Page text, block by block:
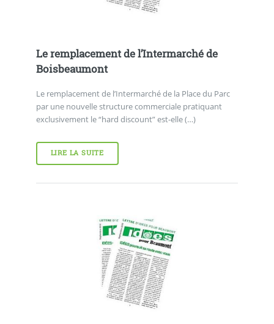
Le remplacement de l’Intermarché de
Boisbeaumont
Le remplacement de l’Intermarché de la Place du Parc
par une nouvelle structure commerciale pratiquant
exclusivement le “hard discount” est-elle (…)
LIRE LA SUITE